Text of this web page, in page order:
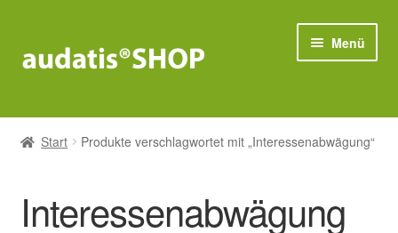
Navigation
Inhalt
Menü
Compliance
IT-Sicherheit
Start Produkte verschlagwortet mit „Interessenabwägung“
Interessenabwägung